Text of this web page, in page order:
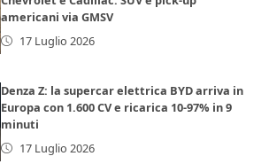
americani via GMSV
17 Luglio 2026
Denza Z: la supercar elettrica BYD arriva in
Europa con 1.600 CV e ricarica 10-97% in 9
minuti
17 Luglio 2026